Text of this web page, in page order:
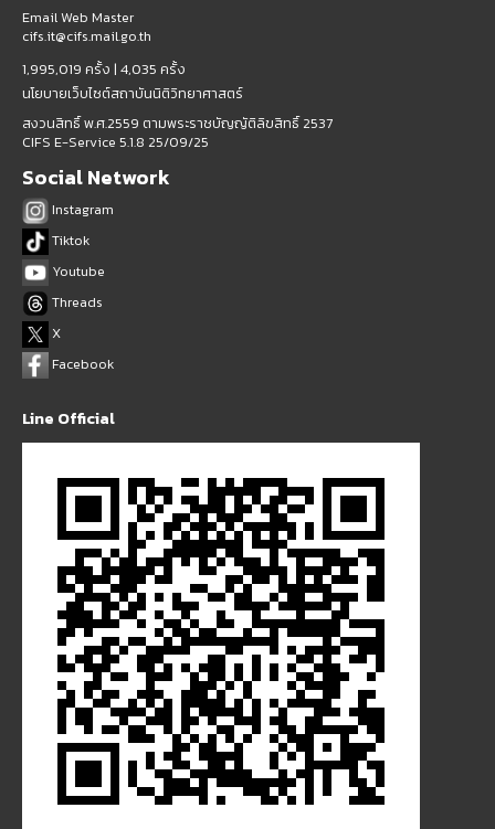
Email Web Master
cifs.it@cifs.mail.go.th
1,995,019 ครั้ง | 4,035 ครั้ง
นโยบายเว็บไซต์สถาบันนิติวิทยาศาสตร์
สงวนสิทธิ์ พ.ศ.2559 ตามพระราชบัญญัติลิขสิทธิ์ 2537
CIFS E-Service 5.1.8 25/09/25
Social Network
Instagram
Tiktok
Youtube
Threads
X
Facebook
Line Official